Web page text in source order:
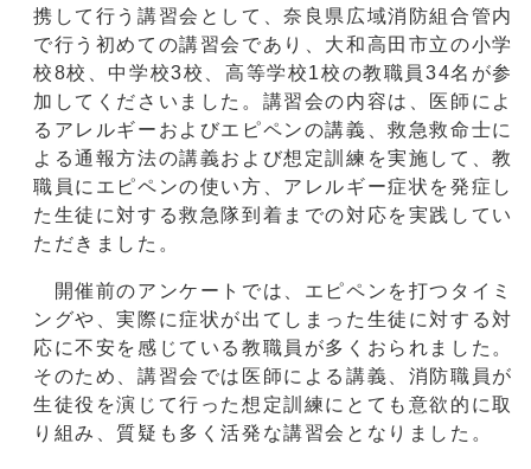
携して行う講習会として、奈良県広域消防組合管内
で行う初めての講習会であり、大和高田市立の小学
校8校、中学校3校、高等学校1校の教職員34名が参
加してくださいました。講習会の内容は、医師によ
るアレルギーおよびエピペンの講義、救急救命士に
よる通報方法の講義および想定訓練を実施して、教
職員にエピペンの使い方、アレルギー症状を発症し
た生徒に対する救急隊到着までの対応を実践してい
ただきました。
開催前のアンケートでは、エピペンを打つタイミ
ングや、実際に症状が出てしまった生徒に対する対
応に不安を感じている教職員が多くおられました。
そのため、講習会では医師による講義、消防職員が
生徒役を演じて行った想定訓練にとても意欲的に取
り組み、質疑も多く活発な講習会となりました。